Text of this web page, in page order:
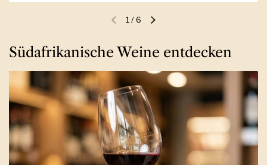
Vorherige FolieNächste Folie
1 /6
Südafrikanische Weine entdecken